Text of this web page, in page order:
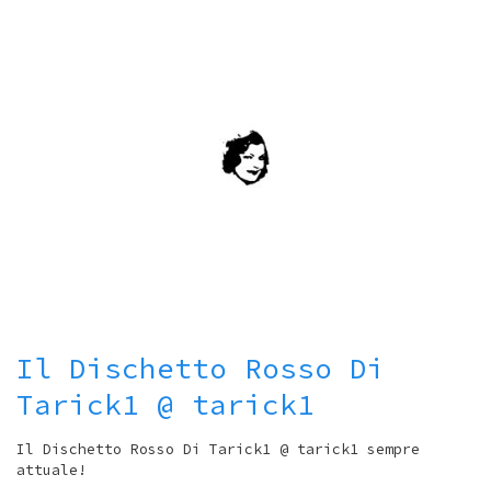
Il Dischetto Rosso Di
Tarick1 @ tarick1
Il Dischetto Rosso Di Tarick1 @ tarick1 sempre
attuale!